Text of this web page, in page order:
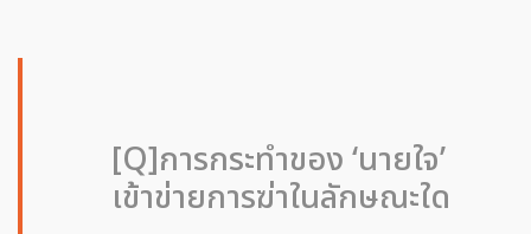
[Q]การกระทำของ ‘นายใจ’
เข้าข่ายการฆ่าในลักษณะใด